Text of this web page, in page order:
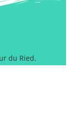
du Ried.